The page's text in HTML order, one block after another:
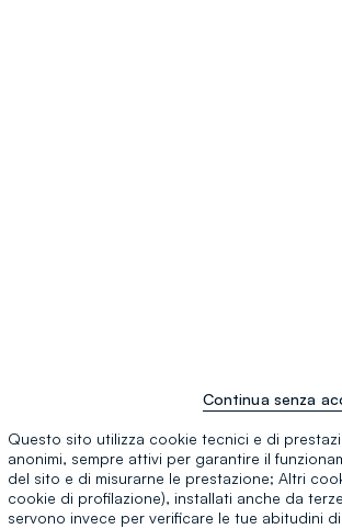
Questo sito utilizza cookie tecnici e di
anonimi, sempre attivi per garantire il
del sito e di misurarne le prestazione; Altri
cookie di profilazione), installati anche da
servono invece per verificare le tue abitudini di
Continua senza